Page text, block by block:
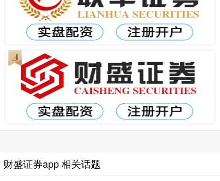
财盛证券app 相关话题